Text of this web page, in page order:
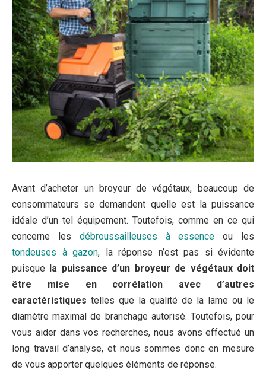
Avant d’acheter un broyeur de végétaux, beaucoup de
consommateurs se demandent quelle est la puissance
idéale d’un tel équipement. Toutefois, comme en ce qui
concerne les débroussailleuses à essence ou les
tondeuses à gazon, la réponse n’est pas si évidente
puisque la puissance d’un broyeur de végétaux doit
être mise en corrélation avec d’autres
caractéristiques telles que la qualité de la lame ou le
diamètre maximal de branchage autorisé. Toutefois, pour
vous aider dans vos recherches, nous avons effectué un
long travail d’analyse, et nous sommes donc en mesure
de vous apporter quelques éléments de réponse.